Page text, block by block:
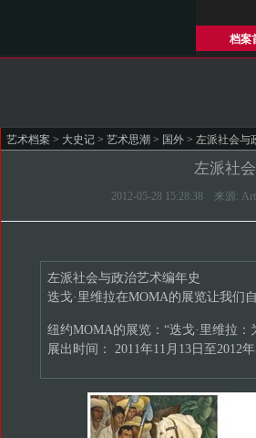
档案
艺术档案 > 大史记 > 艺术思潮 > 国外 > 左派社会与
左派社
2012-05-28 15:28:38 来源:
左派社会与政治艺术编年史
迭戈·里维拉在MOMA的展览让我们
纽约MOMA的展览：“迭戈·里维拉
展出时间： 2011年11月13日至2012